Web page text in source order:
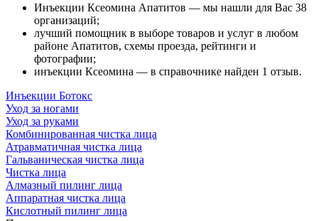
Инъекции Ксеомина Апатитов — мы нашли для Вас 38
организаций;
лучший помощник в выборе товаров и услуг в любом
районе Апатитов, схемы проезда, рейтинги и
фотографии;
инъекции Ксеомина — в справочнике найден 1 отзыв.
Инъекции Ботокс
Уход за ногами
Уход за руками
Комбинированная чистка лица
Атравматичная чистка лица
Гальваническая чистка лица
Чистка лица
Алмазный пилинг лица
Аппаратная чистка лица
Кислотный пилинг лица